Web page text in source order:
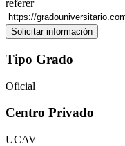
referer
Tipo Grado
Oficial
Centro Privado
UCAV